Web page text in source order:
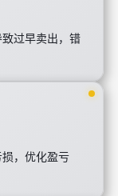
过早卖出，错
，优化盈亏